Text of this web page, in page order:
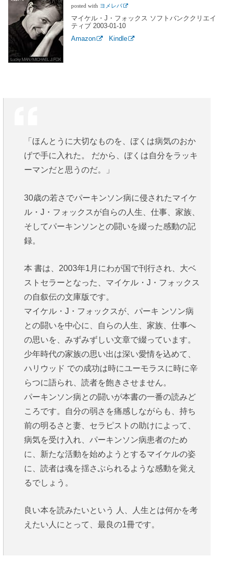
posted with ヨメレバ
マイケル・J・フォックス ソフトバンククリエイ
ティブ 2003-01-10
Amazon
Kindle
「ほんとうに大切なものを、ぼくは病気のおか
げで手に入れた。 だから、ぼくは自分をラッキ
ーマンだと思うのだ。」
30歳の若さでパーキンソン病に侵されたマイケ
ル・J・フォックスが自らの人生、仕事、家族、
そしてパーキンソンとの闘いを綴った感動の記
録。
本 書は、2003年1月にわが国で刊行され、大ベ
ストセラーとなった、マイケル・J・フォックス
の自叙伝の文庫版です。
マイケル・J・フォックスが、パーキ ンソン病
との闘いを中心に、自らの人生、家族、仕事へ
の思いを、みずみずしい文章で綴っています。
少年時代の家族の思い出は深い愛情を込めて、
ハリウッド での成功は時にユーモラスに時に辛
らつに語られ、読者を飽きさせません。
パーキンソン病との闘いが本書の一番の読みど
ころです。自分の弱さを痛感しながらも、持ち
前の明るさと妻、セラピストの助けによって、
病気を受け入れ、パーキンソン病患者のため
に、新たな活動を始めようとするマイケルの姿
に、読者は魂を揺さぶられるような感動を覚え
るでしょう。
良い本を読みたいという 人、人生とは何かを考
えたい人にとって、最良の1冊です。